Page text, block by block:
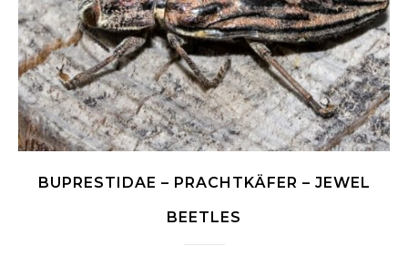
BUPRESTIDAE – PRACHTKÄFER – JEWEL
BEETLES